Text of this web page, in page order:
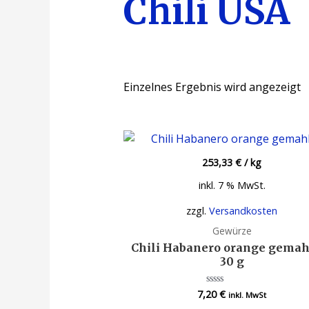
Chili USA
Einzelnes Ergebnis wird angezeigt
253,33€/ kg
inkl. 7 % MwSt.
zzgl.Versandkosten
Gewürze
Chili Habanero orange
30 g
Bewertet
7,20€ inkl. MwSt